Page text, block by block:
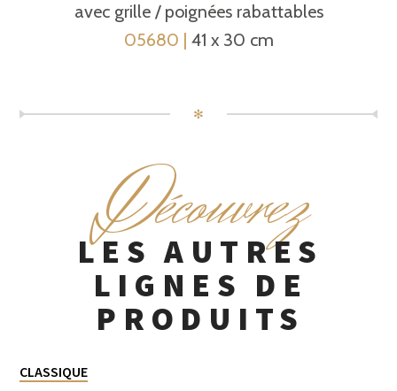
avec grille / poignées rabattables
05680 | 41 x 30 cm
✻
Découvrez
LES AUTRES
LIGNES DE
PRODUITS
CLASSIQUE